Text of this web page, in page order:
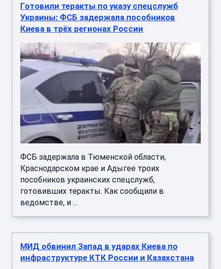
Готовили теракты по указу спецслужб
Украины: ФСБ задержала пособников
Киева в трёх регионах России
ФСБ задержала в Тюменской области,
Краснодарском крае и Адыгее троих
пособников украинских спецслужб,
готовивших теракты. Как сообщили в
ведомстве, и ...
МИД обвинил Запад в ударах Киева по
инфраструктуре КТК России и Казахстана